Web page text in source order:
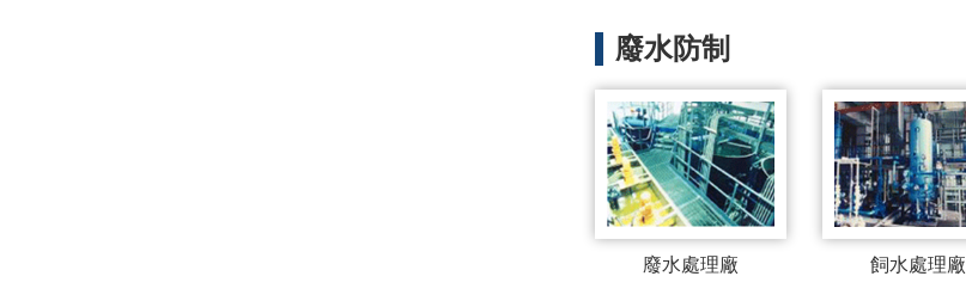
廢水防制
廢水處理廠 飼水處理廠